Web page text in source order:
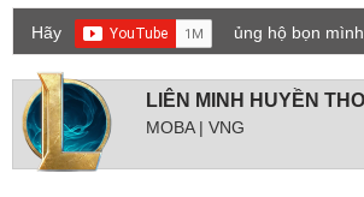
Hãy
ủng hộ bọn
LIÊN MINH HUYỀN
MOBA | VNG